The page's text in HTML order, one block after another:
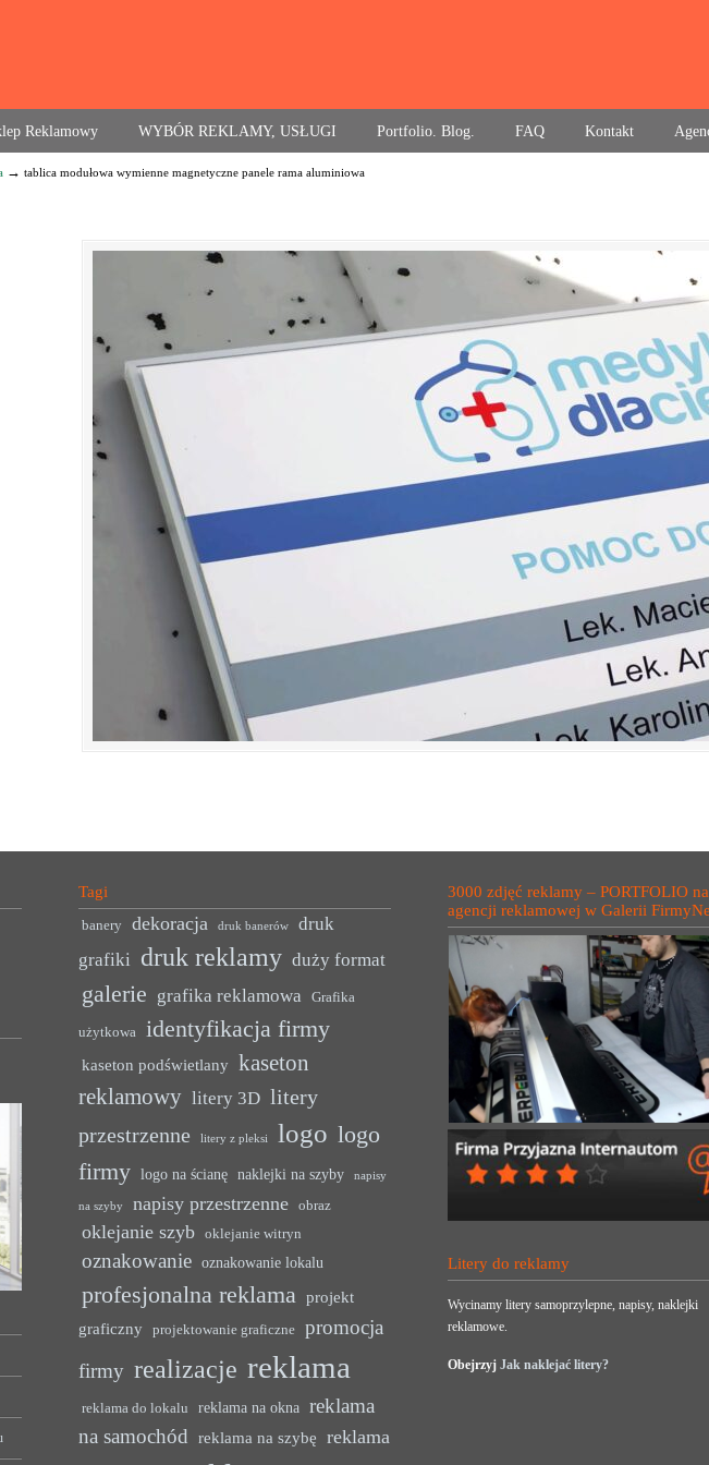
Reklamowy WYBÓR REKLAMY, USŁUGI Portfolio. Blog. FAQ Kontakt
→ tablica modułowa wymienne magnetyczne panele rama aluminiowa
Tagi
banery dekoracja druk banerów
druk
grafiki druk reklamy duży format
galerie grafika reklamowa Grafika
użytkowa identyfikacja firmy
kaseton podświetlany kaseton
reklamowy litery 3D litery
przestrzenne
litery z pleksi logo logo
firmy
logo na ścianę naklejki na szyby napisy
na szyby napisy przestrzenne obraz
oklejanie szyb oklejanie witryn
oznakowanie oznakowanie lokalu
profesjonalna reklama projekt
graficzny
projektowanie graficzne
promocja
firmy realizacje reklama
reklama do lokalu reklama na okna
reklama
na samochód reklama na szybę reklama
3000 zdjęć reklamy – PORTFOLIO
agencji reklamowej w Galerii
Litery do reklamy
Wycinamy litery samoprzylepne, napisy, naklejki
reklamowe.
ObejrzyjJak naklejać litery?